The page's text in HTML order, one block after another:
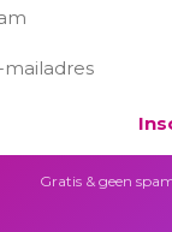
Gratis & geen